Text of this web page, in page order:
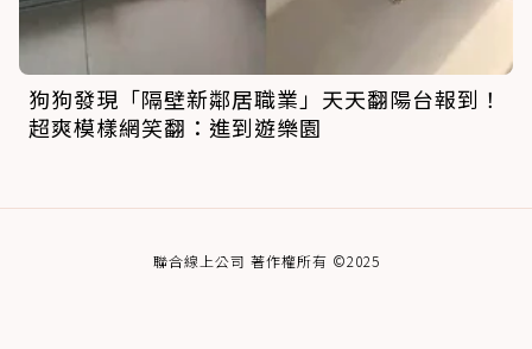
狗狗發現「隔壁新鄰居職業」天天翻陽台報到！
超爽模樣網笑翻：進到遊樂園
聯合線上公司 著作權所有 ©2025